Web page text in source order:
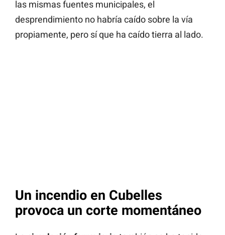
las mismas fuentes municipales, el
desprendimiento no habría caído sobre la vía
propiamente, pero sí que ha caído tierra al lado.
Un incendio en Cubelles
provoca un corte momentáneo